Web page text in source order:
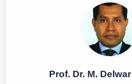
Prof. Dr. M.